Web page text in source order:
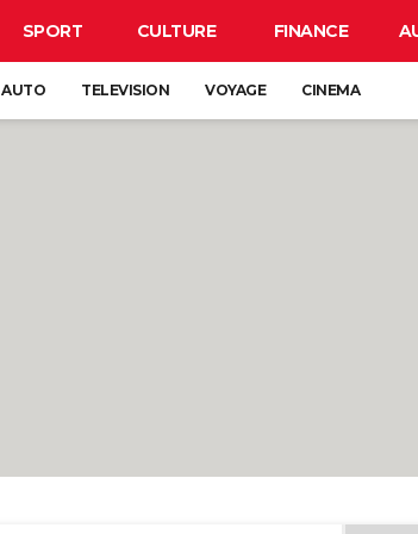
SPORT CULTURE FINANCE
AUTO TELEVISION VOYAGE CINEMA